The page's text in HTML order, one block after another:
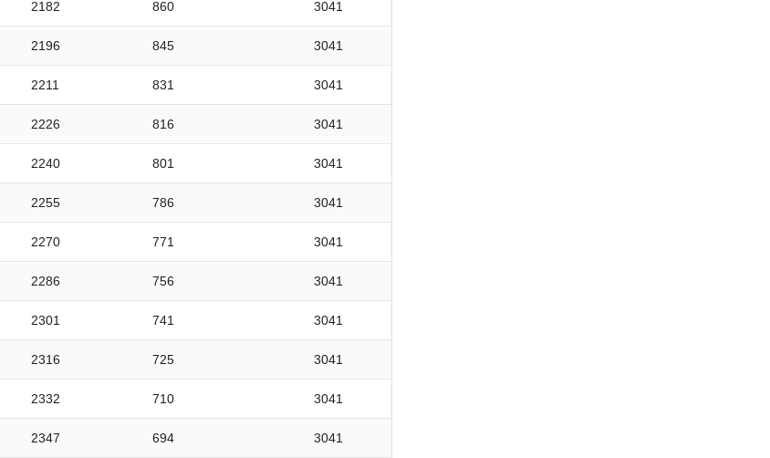
2182 860 3041
2196 845 3041
2211 831 3041
2226 816 3041
2240 801 3041
2255 786 3041
2270 771 3041
2286 756 3041
2301 741 3041
2316 725 3041
2332 710 3041
2347 694 3041